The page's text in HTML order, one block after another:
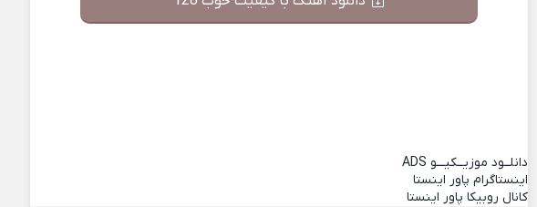
دانلــود موزیــکیـــو ADS
اینستاگرام پاور اینستا
کانال روبیکا پاور اینستا